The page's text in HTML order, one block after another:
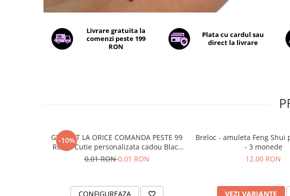
Livrare gratuita la
comenzi peste 199
RON
Plata cu cardul sau
direct la livrare
-10%
GRATUIT LA ORICE COMANDA PESTE 99
RON - Cutie personalizata cadou Black
and Yang
0,01 RON0,01 RON
CONFIGUREAZA
Breloc - amuleta Feng Shui
- 3 monede
12,00 RON
VEZI VARIANTE